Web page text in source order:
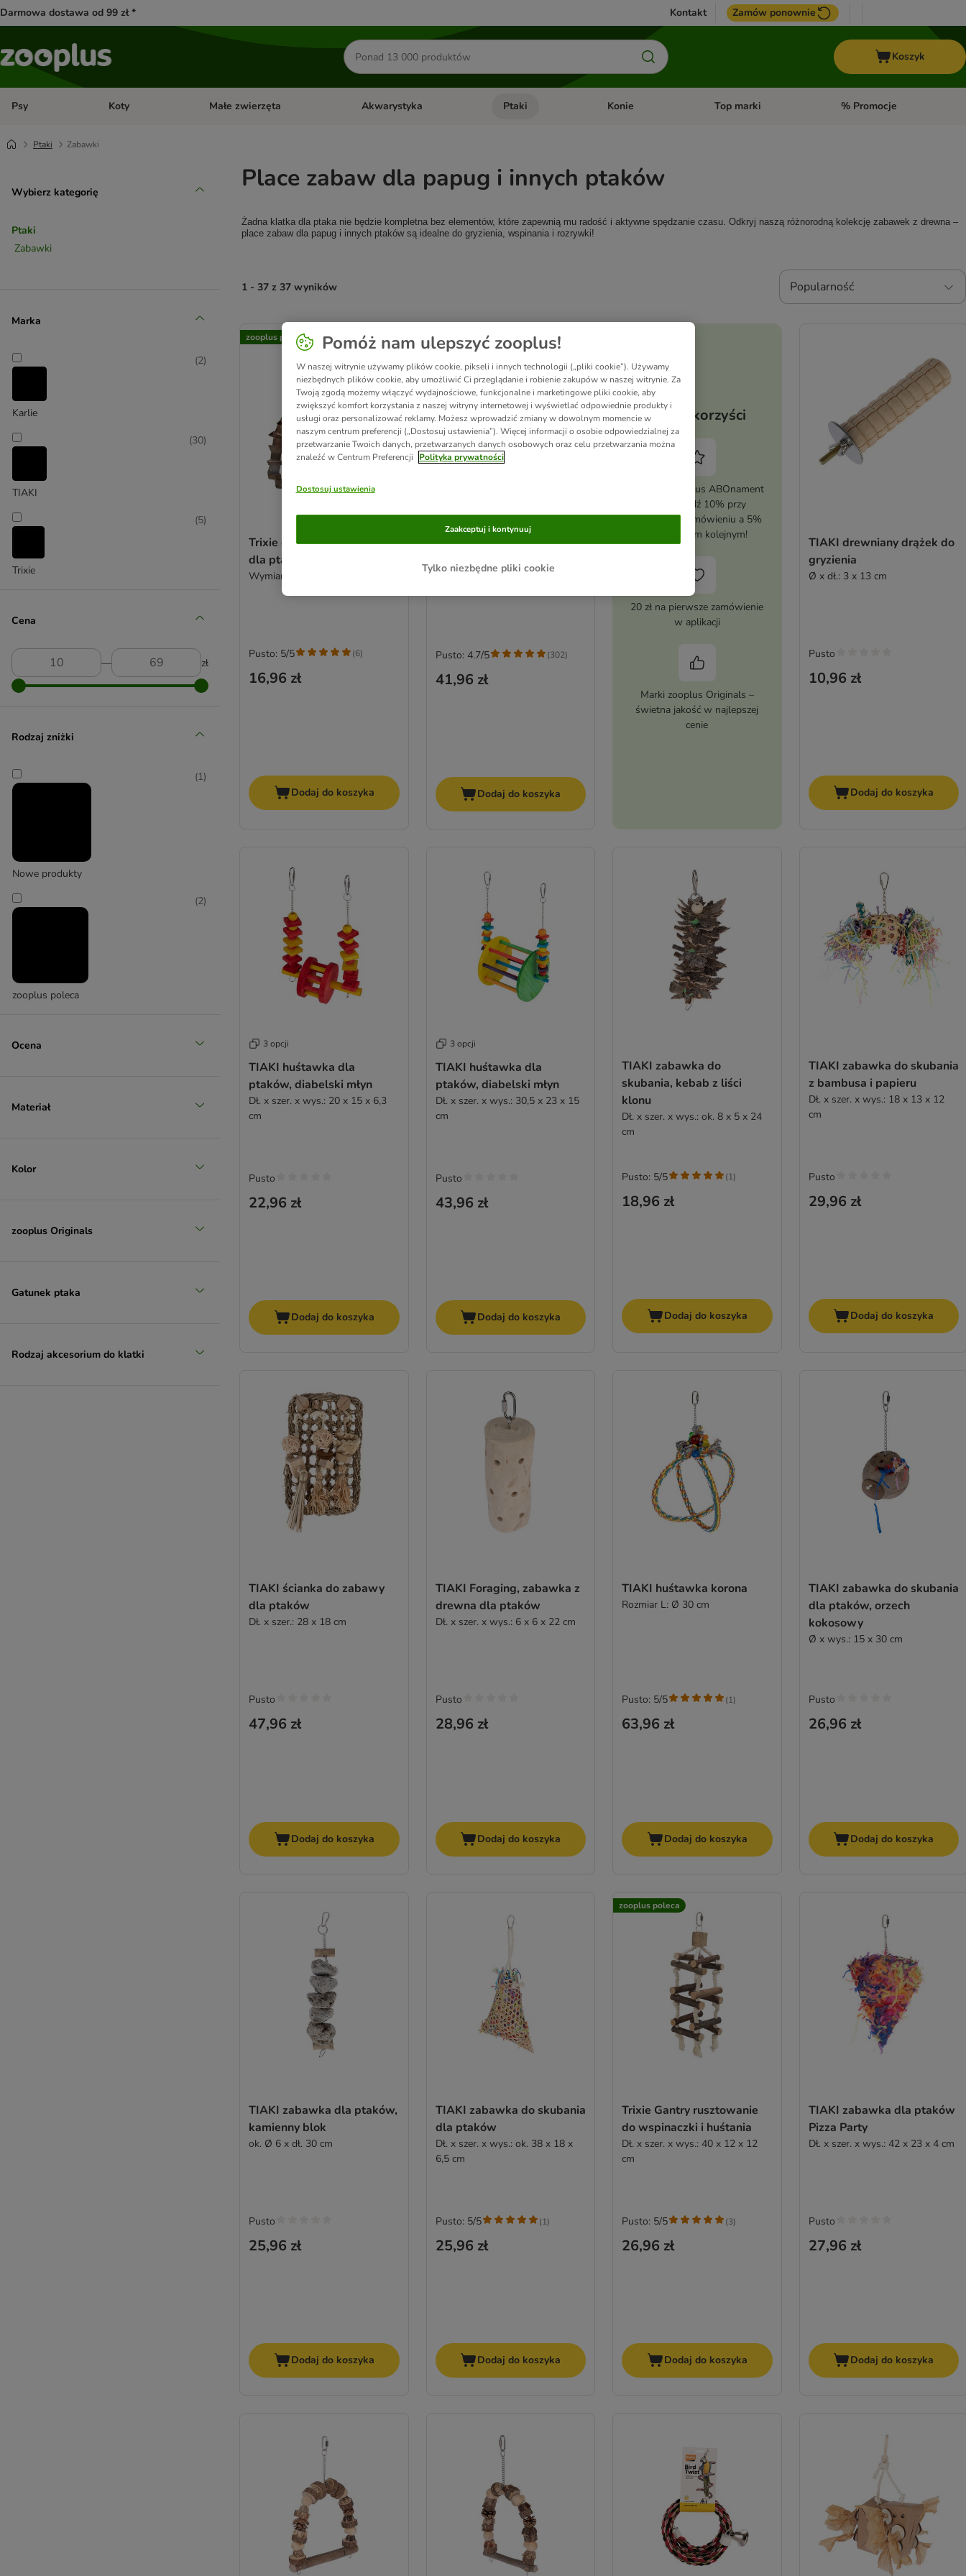
Darmowa dostawa od 99 zł * Kontakt Zamów ponownie
Szukaj
produktów
Koszyk
Psy Otwórz menu kategorii: Psy
Koty Otwórz menu kategorii: Koty
Małe zwierzęta Otwórz menu kategorii: Małe zwierzęta
Akwarystyka Otwórz menu kategorii: Akwarystyka
Ptaki Otwórz menu kategorii: Ptaki
Konie Otwórz menu kategorii: Konie
Top marki Otwórz menu kategorii: Top
% Promocje
Ptaki Zabawki
Wybierz kategorię
Ptaki
Zabawki
Marka
Karlie
(2)
TIAKI
(30)
Trixie
(5)
Cena
― zł
Rodzaj zniżki
Nowe produkty
(1)
zooplus poleca
(2)
Ocena
Materiał
Kolor
zooplus Originals
Gatunek ptaka
Rodzaj akcesorium do klatki
Place zabaw dla papug i innych ptaków
Żadna klatka dla ptaka nie będzie kompletna bez elementów, które zapewnią mu radość i aktywne spędzanie czasu. Odkryj naszą różnorodną kolekcję zabawek z drewna –
place zabaw dla papug i innych ptaków są idealne do gryzienia, wspinania i rozrywki!
1 - 37 z 37 wyników Popularność
product items have been changed
zooplus poleca
Trixie drewniana huśtawka
dla ptaków
Wymiary: 15 x 20 cm
16,96 zł
Pusto: 5/5 (6)
Dodaj do koszyka
Spirala dla ptaków do
siedzenia
M, dł. ok. 70 cm, Ø 24 mm
41,96 zł
Pusto: 4.7/5 (302)
Dodaj do koszyka
Twoje korzyści
Aktywuj zooplus ABOnament
i zaoszczędź 10% przy
pierwszym zamówieniu a 5%
przy każdym kolejnym!
20 zł na pierwsze zamówienie
w aplikacji
Marki zooplus Originals –
świetna jakość w najlepszej
cenie
TIAKI drewniany drążek do
gryzienia
Ø x dł.: 3 x 13 cm
10,96 zł
Pusto
Dodaj do koszyka
3 opcji
TIAKI huśtawka dla
ptaków, diabelski młyn
Dł. x szer. x wys.: 20 x 15 x 6,3
cm
22,96 zł
Pusto
Dodaj do koszyka
3 opcji
TIAKI huśtawka dla
ptaków, diabelski młyn
Dł. x szer. x wys.: 30,5 x 23 x 15
cm
43,96 zł
Pusto
Dodaj do koszyka
TIAKI zabawka do
skubania, kebab z liści
klonu
Dł. x szer. x wys.: ok. 8 x 5 x 24
cm
18,96 zł
Pusto: 5/5 (1)
Dodaj do koszyka
TIAKI zabawka do skubania
z bambusa i papieru
Dł. x szer. x wys.: 18 x 13 x 12
cm
29,96 zł
Pusto
Dodaj do koszyka
TIAKI ścianka do zabawy
dla ptaków
Dł. x szer.: 28 x 18 cm
47,96 zł
Pusto
Dodaj do koszyka
TIAKI Foraging, zabawka z
drewna dla ptaków
Dł. x szer. x wys.: 6 x 6 x 22 cm
28,96 zł
Pusto
Dodaj do koszyka
TIAKI huśtawka korona
Rozmiar L: Ø 30 cm
63,96 zł
Pusto: 5/5 (1)
Dodaj do koszyka
TIAKI zabawka do skubania
dla ptaków, orzech
kokosowy
Ø x wys.: 15 x 30 cm
26,96 zł
Pusto
Dodaj do koszyka
TIAKI zabawka dla ptaków,
kamienny blok
ok. Ø 6 x dł. 30 cm
25,96 zł
Pusto
Dodaj do koszyka
TIAKI zabawka do skubania
dla ptaków
Dł. x szer. x wys.: ok. 38 x 18 x
6,5 cm
25,96 zł
Pusto: 5/5 (1)
Dodaj do koszyka
zooplus poleca
Trixie Gantry rusztowanie
do wspinaczki i huśtania
Dł. x szer. x wys.: 40 x 12 x 12
cm
26,96 zł
Pusto: 5/5 (3)
Dodaj do koszyka
TIAKI zabawka dla ptaków
Pizza Party
Dł. x szer. x wys.: 42 x 23 x 4 cm
27,96 zł
Pusto
Dodaj do koszyka
Pomóż nam ulepszyć zooplus!
W naszej witrynie używamy plików cookie, pikseli i innych technologii („pliki cookie”). Używamy
niezbędnych plików cookie, aby umożliwić Ci przeglądanie i robienie zakupów w naszej witrynie. Za
Twoją zgodą możemy włączyć wydajnościowe, funkcjonalne i marketingowe pliki cookie, aby
zwiększyć komfort korzystania z naszej witryny internetowej i wyświetlać odpowiednie produkty i
usługi oraz personalizować reklamy. Możesz wprowadzić zmiany w dowolnym momencie w
naszym centrum preferencji („Dostosuj ustawienia”). Więcej informacji o osobie odpowiedzialnej za
przetwarzanie Twoich danych, przetwarzanych danych osobowych oraz celu przetwarzania można
znaleźć w Centrum Preferencji
Polityka prywatności
Dostosuj ustawienia
Tylko niezbędne pliki cookie
Zaakceptuj i kontynuuj